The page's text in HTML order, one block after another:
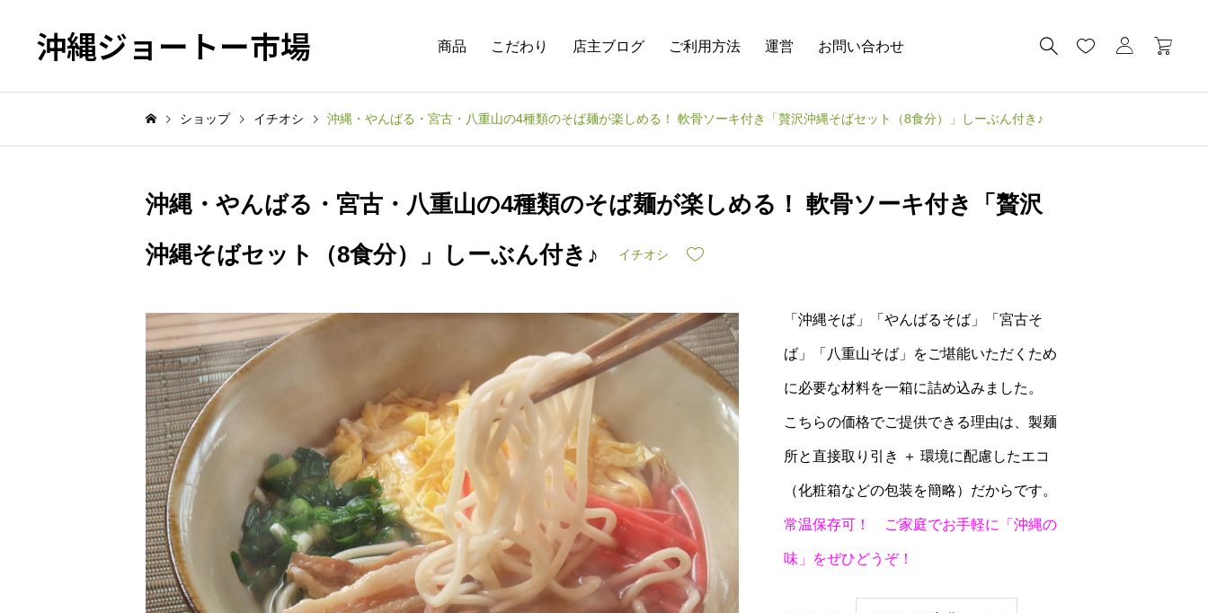
沖縄ジョートー市場 商品 こだわり 店主ブログ ご利用方法 運営 お問い合わせ
ショップ イチオシ 沖縄・やんばる・宮古・八重山の4種類のそば麺が楽しめる！ 軟骨ソーキ付き「贅沢沖縄そばセット（8食分）」しーぶん付き♪
沖縄・やんばる・宮古・八重山の4種類のそば麺が楽しめる！ 軟骨ソーキ付き「贅沢
沖縄そばセット（8食分）」しーぶん付き♪
イチオシ
「沖縄そば」「やんばるそば」「宮古そ
ば」「八重山そば」をご堪能いただくため
に必要な材料を一箱に詰め込みました。
こちらの価格でご提供できる理由は、製麺
所と直接取り引き ＋ 環境に配慮したエコ
（化粧箱などの包装を簡略）だからです。
常温保存可！ ご家庭でお手軽に「沖縄の
味」をぜひどうぞ！